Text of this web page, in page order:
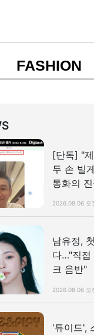
FASHION
[단독] "
두 손 빌
통화의 진
2026.08.06 오
남유정,
다…"직접
크 음반"
2026.08.06 오
'튜이드',